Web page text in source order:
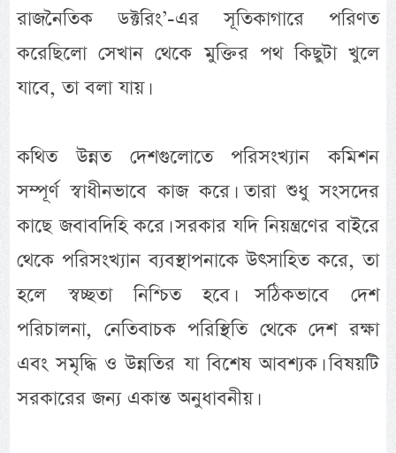
রাজনৈতিক ডক্টরিং’-এর সূতিকাগারে পরিণত
করেছিলো সেখান থেকে মুক্তির পথ কিছুটা খুলে
যাবে, তা বলা যায়।
কথিত উন্নত দেশগুলোতে পরিসংখ্যান কমিশন
সম্পূর্ণ স্বাধীনভাবে কাজ করে। তারা শুধু সংসদের
কাছে জবাবদিহি করে। সরকার যদি নিয়ন্ত্রণের বাইরে
থেকে পরিসংখ্যান ব্যবস্থাপনাকে উৎসাহিত করে, তা
হলে স্বচ্ছতা নিশ্চিত হবে। সঠিকভাবে দেশ
পরিচালনা, নেতিবাচক পরিস্থিতি থেকে দেশ রক্ষা
এবং সমৃদ্ধি ও উন্নতির যা বিশেষ আবশ্যক। বিষয়টি
সরকারের জন্য একান্ত অনুধাবনীয়।